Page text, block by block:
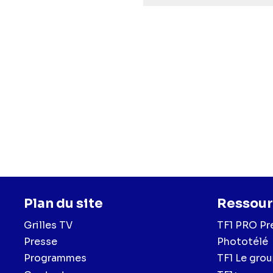
Plan du site
Grilles TV
Presse
Programmes
TF1 PRO
Phototélé
TF1 Le